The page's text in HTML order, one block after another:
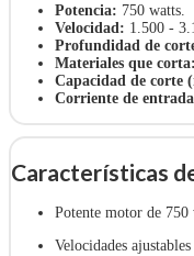
Potencia: 750 watts.
Velocidad: 1.500 -
Profundidad de
Materiales que corta:
Capacidad de corte
Corriente de
Características
Potente motor de
Velocidades